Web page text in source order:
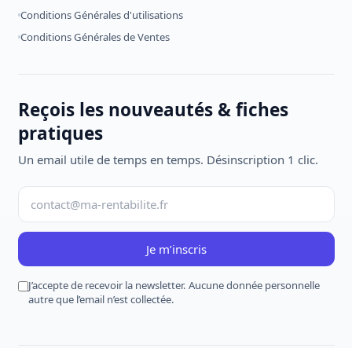
Conditions Générales d'utilisations
Conditions Générales de Ventes
Reçois les nouveautés & fiches
pratiques
Un email utile de temps en temps. Désinscription 1 clic.
Je m’inscris
J’accepte de recevoir la newsletter. Aucune donnée personnelle
autre que l’email n’est collectée.